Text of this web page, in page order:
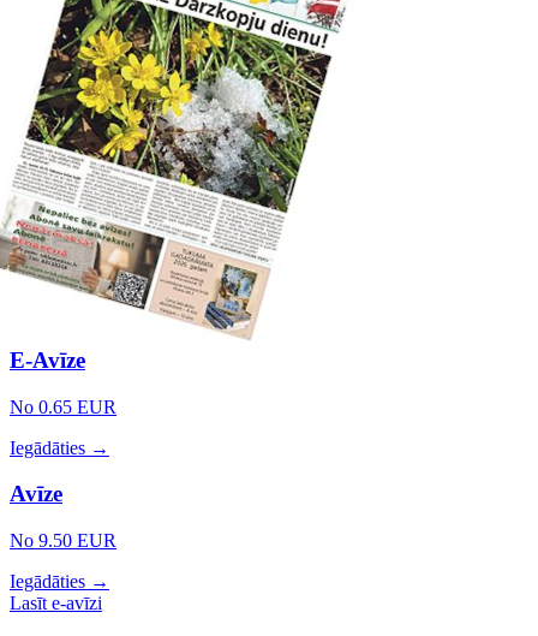
E-Avīze
No 0.65 EUR
Iegādāties →
Avīze
No 9.50 EUR
Iegādāties →
Lasīt e-avīzi